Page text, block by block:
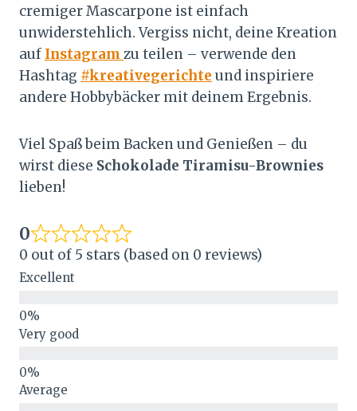
cremiger Mascarpone ist einfach
unwiderstehlich. Vergiss nicht, deine Kreation
auf Instagram zu teilen – verwende den
Hashtag #kreativegerichte und inspiriere
andere Hobbybäcker mit deinem Ergebnis.
Viel Spaß beim Backen und Genießen – du
wirst diese Schokolade Tiramisu-Brownies
lieben!
0
0 out of 5 stars (based on 0 reviews)
Excellent
Very good
Average